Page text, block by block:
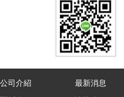
公司介紹 最新消息